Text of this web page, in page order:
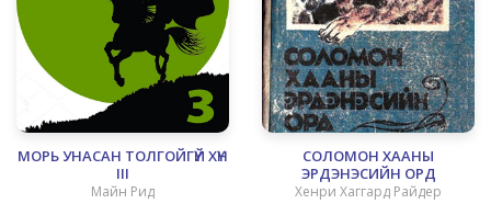
МОРЬ УНАСАН ТОЛГОЙГҮЙ ХҮН
III
Майн Рид
СОЛОМОН ХААНЫ
ЭРДЭНЭСИЙН ОРД
Хенри Хаггард Райдер